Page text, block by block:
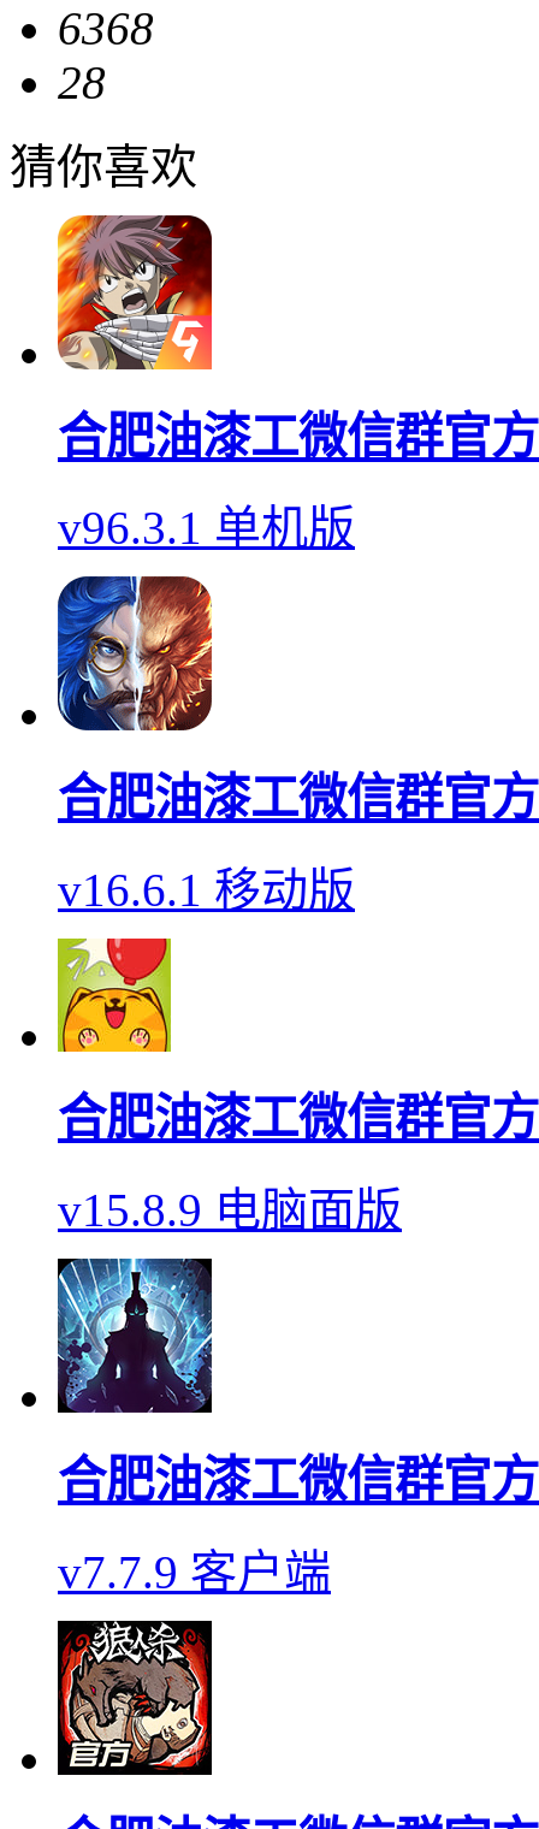
6368
28
猜你喜欢
合肥油漆工微信群官
v96.3.1 单机版
合肥油漆工微信群官
v16.6.1 移动版
合肥油漆工微信群官
v15.8.9 电脑面版
合肥油漆工微信群官
v7.7.9 客户端